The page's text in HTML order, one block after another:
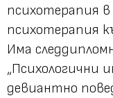
психотерапия в
психотерапия
Има
„Психологични
девиантно